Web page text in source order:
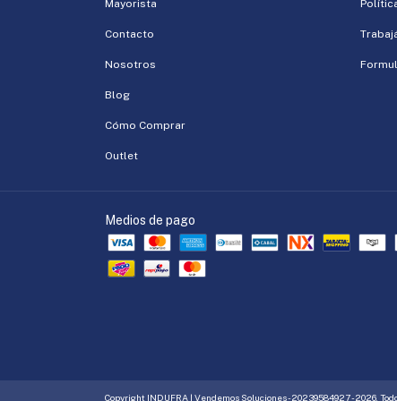
Mayorista
Contacto
Nosotros
Blog
Cómo Comprar
Outlet
Medios de pago
Copyright INDUFRA | Vendemos Soluciones - 20239584927 - 2026.